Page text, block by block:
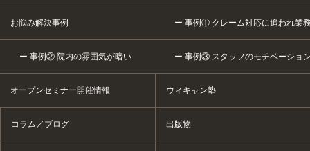
お悩み解決事例 事例① クレーム対応に追われ業
事例② 院内の雰囲気が暗い 事例③ スタッフのモチベーショ
オープンセミナー開催情報 ウィキャン塾
コラム／ブログ 出版物